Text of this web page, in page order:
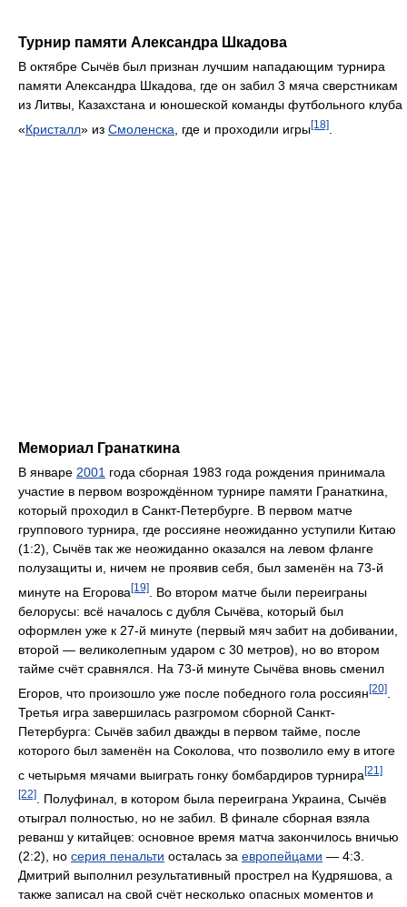
Турнир памяти Александра Шкадова
В октябре Сычёв был признан лучшим нападающим турнира
памяти Александра Шкадова, где он забил 3 мяча сверстникам
из Литвы, Казахстана и юношеской команды футбольного клуба
«Кристалл» из Смоленска , где и проходили игры[18]
Мемориал Гранаткина
В январе 2001 года сборная 1983 года рождения принимала
участие в первом возрождённом турнире памяти Гранаткина,
который проходил в Санкт-Петербурге. В первом матче
группового турнира, где россияне неожиданно уступили Китаю
(1:2), Сычёв так же неожиданно оказался на левом фланге
полузащиты и, ничем не проявив себя, был заменён на 73-й
минуте на Егорова [19]
. Во втором матче были переиграны
белорусы: всё началось с дубля Сычёва, который был
оформлен уже к 27-й минуте (первый мяч забит на добивании,
второй — великолепным ударом с 30 метров), но во втором
тайме счёт сравнялся. На 73-й минуте Сычёва вновь сменил
Егоров, что произошло уже после победного гола россиян [20]
Третья игра завершилась разгромом сборной Санкт-
Петербурга: Сычёв забил дважды в первом тайме, после
которого был заменён на Соколова, что позволило ему в итоге
с четырьмя мячами выиграть гонку бомбардиров турнира[21]
[22]
. Полуфинал, в котором была переиграна Украина, Сычёв
отыграл полностью, но не забил. В финале сборная взяла
реванш у китайцев: основное время матча закончилось вничью
(2:2), но серия пенальти осталась за европейцами — 4:3.
Дмитрий выполнил результативный прострел на Кудряшова, а
также записал на свой счёт несколько опасных моментов и